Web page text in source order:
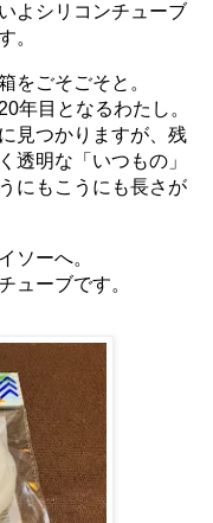
よシリコンチューブ
。
をごそごそと。
年目となるわたし。
見つかりますが、残
透明な「いつもの」
にもこうにも長さが
ソーへ。
ューブです。